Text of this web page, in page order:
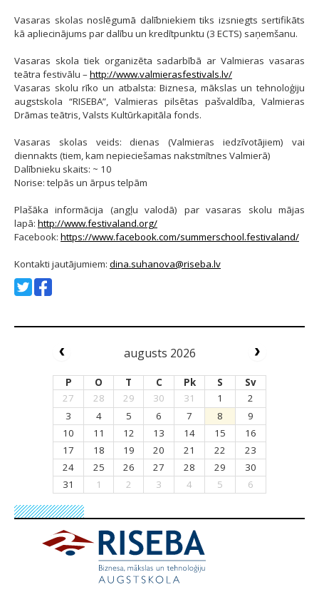
Vasaras skolas noslēgumā dalībniekiem tiks izsniegts sertifikāts
kā apliecinājums par dalību un kredītpunktu (3 ECTS) saņemšanu.
Vasaras skola tiek organizēta sadarbībā ar Valmieras vasaras
teātra festivālu – http://www.valmierasfestivals.lv/
Vasaras skolu rīko un atbalsta: Biznesa, mākslas un tehnoloģiju
augstskola “RISEBA”, Valmieras pilsētas pašvaldība, Valmieras
Drāmas teātris, Valsts Kultūrkapitāla fonds.
Vasaras skolas veids: dienas (Valmieras iedzīvotājiem) vai
diennakts (tiem, kam nepieciešamas nakstmītnes Valmierā)
Dalībnieku skaits: ~ 10
Norise: telpās un ārpus telpām
Plašāka informācija (angļu valodā) par vasaras skolu mājas
lapā: http://www.festivaland.org/
Facebook: https://www.facebook.com/summerschool.festivaland/
Kontakti jautājumiem: dina.suhanova@riseba.lv
augusts 2026
P O T C Pk S
Sv
27
28 29 30 31 1
2
3
4 5 6 7 8
9
10
11 12 13 14 15
16
17
18 19 20 21 22
23
24
25 26 27 28 29
30
31
1 2 3 4 5 6